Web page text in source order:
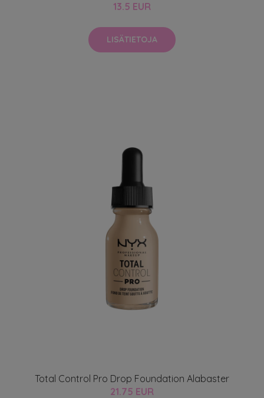
13.5 EUR
LISÄTIETOJA
Total Control Pro Drop Foundation Alabaster
21.75 EUR